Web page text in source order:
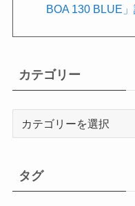
BOA 130 BLUE
カテゴリー
ー
タグ